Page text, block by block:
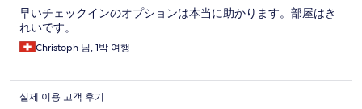
早いチェックインのオプションは本当に助かります。部屋はき
れいです。
Christoph 님, 1박 여행
실제 이용 고객 후기